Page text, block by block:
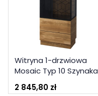
Witryna 1-drzwiowa
Mosaic Typ 10 Szynaka
2 845,80 zł